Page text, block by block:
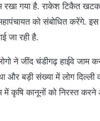
गया है. राकेश टिकैत
को संबोधित करेंगे.
जा रही है.
ने जींद चंडीगढ़ हाईवे जाम
और बड़ी संख्या में लोग दिल्ली
कृषि कानूनों को निरस्त